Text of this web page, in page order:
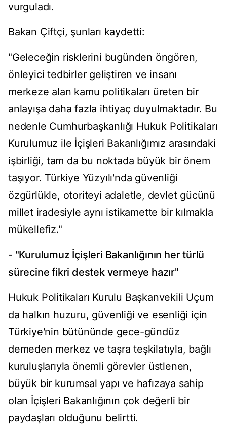
vurguladı.
Bakan Çiftçi, şunları kaydetti:
"Geleceğin risklerini bugünden öngören,
önleyici tedbirler geliştiren ve insanı
merkeze alan kamu politikaları üreten bir
anlayışa daha fazla ihtiyaç duyulmaktadır. Bu
nedenle Cumhurbaşkanlığı Hukuk Politikaları
Kurulumuz ile İçişleri Bakanlığımız arasındaki
işbirliği, tam da bu noktada büyük bir önem
taşıyor. Türkiye Yüzyılı'nda güvenliği
özgürlükle, otoriteyi adaletle, devlet gücünü
millet iradesiyle aynı istikamette bir kılmakla
mükellefiz."
- "Kurulumuz İçişleri Bakanlığının her türlü
sürecine fikri destek vermeye hazır"
Hukuk Politikaları Kurulu Başkanvekili Uçum
da halkın huzuru, güvenliği ve esenliği için
Türkiye'nin bütününde gece-gündüz
demeden merkez ve taşra teşkilatıyla, bağlı
kuruluşlarıyla önemli görevler üstlenen,
büyük bir kurumsal yapı ve hafızaya sahip
olan İçişleri Bakanlığının çok değerli bir
paydaşları olduğunu belirtti.